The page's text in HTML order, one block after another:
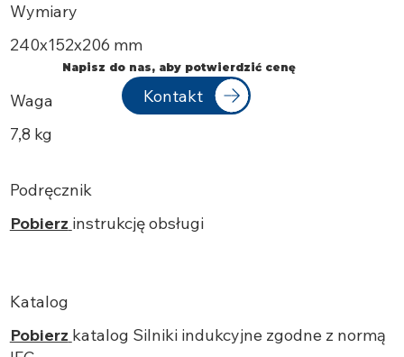
Wymiary
240х152x206 mm
Waga
7,8 kg
Podręcznik
Pobierz instrukcję obsługi
Katalog
Pobierz katalog Silniki indukcyjne zgodne z normą
Napisz do nas, aby potwierdzić cenę
Kontakt